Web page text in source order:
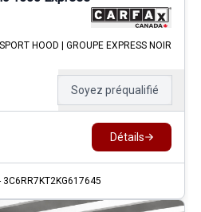
HOOD | GROUPE EXPRESS NOIR
Soyez préqualifié
Détails
3C6RR7KT2KG617645